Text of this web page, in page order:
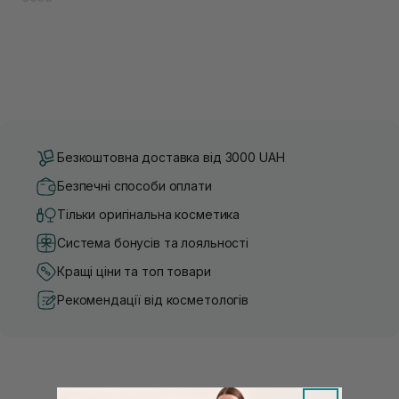
Безкоштовна доставка від 3000 UAH
Безпечні способи оплати
Тільки оригінальна косметика
Система бонусів та лояльності
Кращі ціни та топ товари
Рекомендації від косметологів